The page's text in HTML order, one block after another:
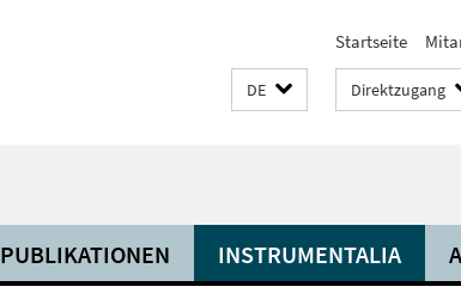
Startseite
DE Direktzugang
PUBLIKATIONEN INSTRUMENTALIA